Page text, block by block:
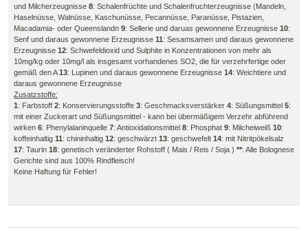
und Milcherzeugnisse 8: Schalenfrüchte und Schalenfruchterzeugnisse (Mandeln,
Haselnüsse, Walnüsse, Kaschunüsse, Pecannüsse, Paranüsse, Pistazien,
Macadamia- oder Queenslandn 9: Sellerie und daruas gewonnene Erzeugnisse 10:
Senf und daraus gewonnene Erzeugnisse 11: Sesamsamen und daraus gewonnene
Erzeugnisse 12: Schwefeldioxid und Sulphite in Konzentrationen von mehr als
10mg/kg oder 10mg/l als insgesamt vorhandenes SO2, die für verzehrfertige oder
gemäß den A13: Lupinen und daraus gewonnene Erzeugnisse 14: Weichtiere und
daraus gewonnene Erzeugnisse
Zusatzstoffe:
1: Farbstoff 2: Konservierungsstoffe 3: Geschmacksverstärker 4: Süßungsmittel 5:
mit einer Zuckerart und Süßungsmittel - kann bei übermäßigem Verzehr abführend
wirken 6: Phenylalaninquelle 7: Antioxidationsmittel 8: Phosphat 9: Milcheiweiß 10:
koffeinhaltig 11: chininhaltig 12: geschwärzt 13: geschwefelt 14: mit Nitritpökelsalz
17: Taurin 18: genetisch veränderter Rohstoff ( Mais / Reis / Soja ) **: Alle Bolognese
Gerichte sind aus 100% Rindfleisch!
Keine Haftung für Fehler!